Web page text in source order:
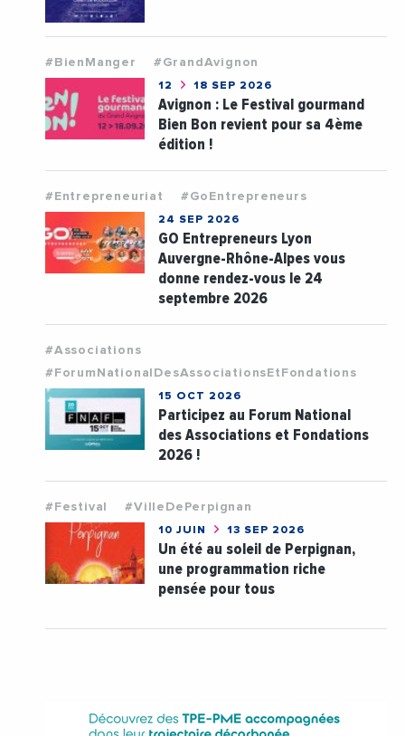
#BienManger #GrandAvignon
12 18 SEP 2026
Avignon : Le Festival gourmand
Bien Bon revient pour sa 4ème
édition !
#Entrepreneuriat #GoEntrepreneurs
24 SEP 2026
GO Entrepreneurs Lyon
Auvergne-Rhône-Alpes vous
donne rendez-vous le 24
septembre 2026
#Associations
#ForumNationalDesAssociationsEtFondations
15 OCT 2026
Participez au Forum National
des Associations et Fondations
2026 !
#Festival #VilleDePerpignan
10 JUIN 13 SEP 2026
Un été au soleil de Perpignan,
une programmation riche
pensée pour tous